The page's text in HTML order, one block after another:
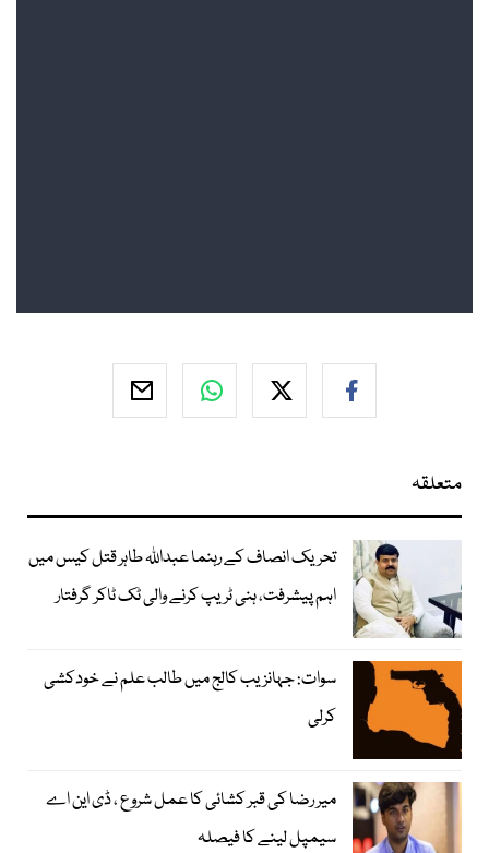
متعلقہ
تحریک انصاف کے رہنما عبداللہ طاہر قتل کیس میں
اہم پیشرفت، ہنی ٹریپ کرنے والی ٹک ٹاکر گرفتار
سوات: جہانزیب کالج میں طالب علم نے خودکشی
کرلی
میر رضا کی قبر کشائی کا عمل شروع ، ڈی این اے
سیمپل لینے کا فیصلہ